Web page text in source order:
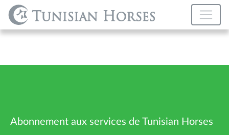
Abonnement aux services de Tunisian Horses